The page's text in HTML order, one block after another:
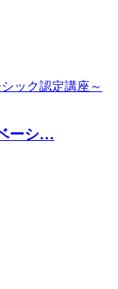
ーシ…